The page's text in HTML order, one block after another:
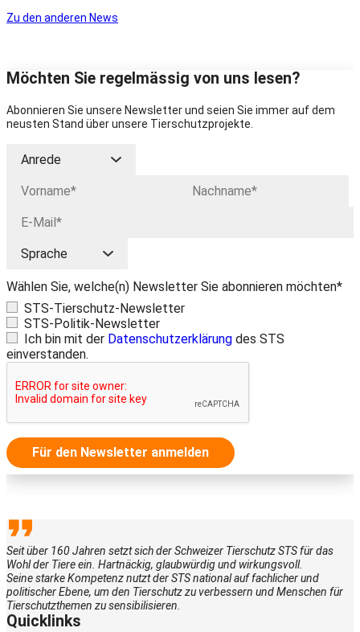
Zu den anderen News
Möchten Sie regelmässig von uns lesen?
Abonnieren Sie unsere Newsletter und seien Sie immer auf dem
neusten Stand über unsere Tierschutzprojekte.
Wählen Sie, welche(n) Newsletter Sie abonnieren möchten*
STS-Tierschutz-Newsletter
STS-Politik-Newsletter
Ich bin mit der Datenschutzerklärung des STS
einverstanden.
Für den Newsletter anmelden
Seit über 160 Jahren setzt sich der Schweizer Tierschutz STS für das
Wohl der Tiere ein. Hartnäckig, glaubwürdig und wirkungsvoll.
Seine starke Kompetenz nutzt der STS national auf fachlicher und
politischer Ebene, um den Tierschutz zu verbessern und Menschen für
Tierschutzthemen zu sensibilisieren.
Quicklinks